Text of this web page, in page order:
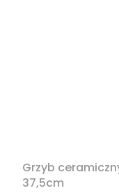
Grzyb
37,5cm